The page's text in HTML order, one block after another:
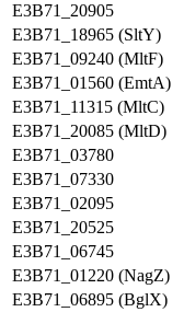
E3B71_20905
E3B71_18965 (SltY)
E3B71_09240 (MltF)
E3B71_01560 (EmtA)
E3B71_11315 (MltC)
E3B71_20085 (MltD)
E3B71_03780
E3B71_07330
E3B71_02095
E3B71_20525
E3B71_06745
E3B71_01220 (NagZ)
E3B71_06895 (BglX)